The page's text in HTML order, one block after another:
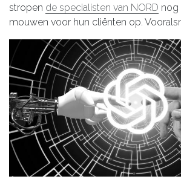
stropen de specialisten van NORD nog
mouwen voor hun cliënten op.